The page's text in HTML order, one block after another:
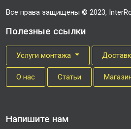
Все права защищены © 2023,
Полезные ссылки
Услуги монтажа
О нас Cтатьи
Напишите нам